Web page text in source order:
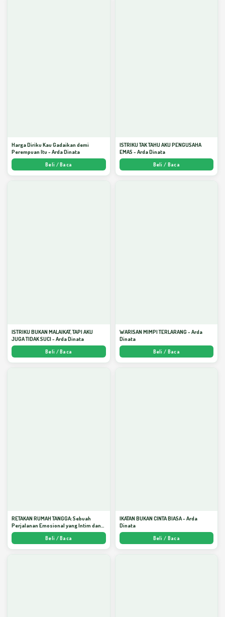
Harga Diriku Kau Gadaikan demi
Perempuan Itu - Arda Dinata
Beli / Baca
ISTRIKU TAK TAHU AKU PENGUSAHA
EMAS - Arda Dinata
Beli / Baca
ISTRIKU BUKAN MALAIKAT, TAPI AKU
JUGA TIDAK SUCI - Arda Dinata
Beli / Baca
WARISAN MIMPI TERLARANG - Arda
Dinata
Beli / Baca
RETAKAN RUMAH TANGGA: Sebuah
Perjalanan Emosional yang Intim dan
Mendalam - Arda Dinata
Beli / Baca
IKATAN BUKAN CINTA BIASA - Arda
Dinata
Beli / Baca